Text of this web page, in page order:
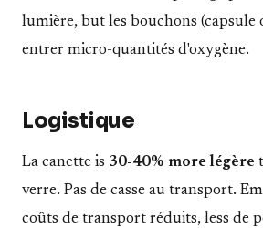
lumière, but les bouchons (capsule
entrer micro-quantités d'oxygène.
Logistique
La canette is 30-40% more légère
verre. Pas de casse au transport.
coûts de transport réduits, less de